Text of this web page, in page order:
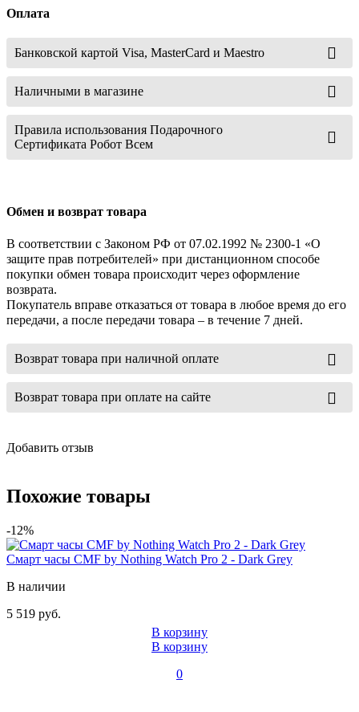
Оплата
Банковской картой Visa, MasterCard и Maestro
Наличными в магазине
Правила использования Подарочного
Сертификата Робот Всем
Обмен и возврат товара
В соответствии с Законом РФ от 07.02.1992 № 2300-1 «О
защите прав потребителей» при дистанционном способе
покупки обмен товара происходит через оформление
возврата.
Покупатель вправе отказаться от товара в любое время до его
передачи, а после передачи товара – в течение 7 дней.
Возврат товара при наличной оплате
Возврат товара при оплате на сайте
Добавить отзыв
Похожие товары
-12%
Смарт часы CMF by Nothing Watch Pro 2 - Dark Grey
В наличии
5 519 руб.
В корзину
В корзину
0